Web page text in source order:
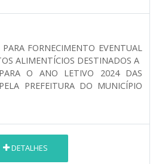
FORNECIMENTO EVENTUAL
ALIMENTÍCIOS DESTINADOS A
O ANO LETIVO 2024 DAS
PREFEITURA DO MUNICÍPIO
DETALHES